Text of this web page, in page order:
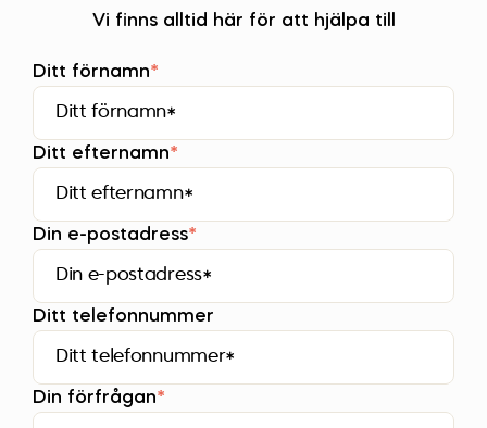
Vi finns alltid här för att hjälpa till
Ditt förnamn*
Ditt efternamn*
Din e-postadress*
Ditt telefonnummer
Din förfrågan*